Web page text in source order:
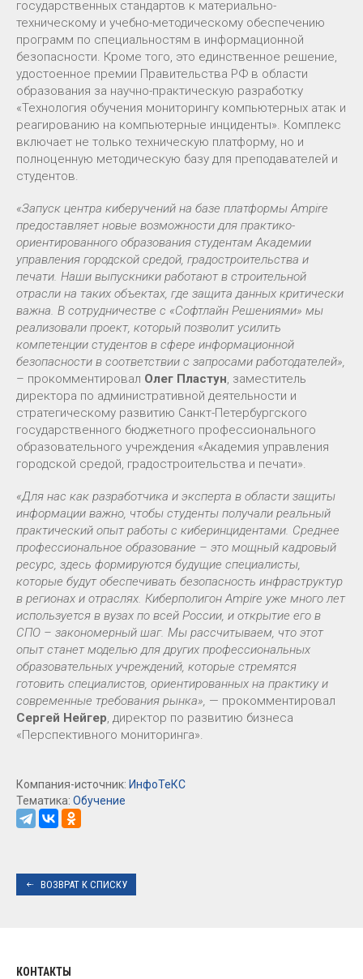
государственных стандартов к материально-
техническому и учебно-методическому обеспечению
программ по специальностям в информационной
безопасности. Кроме того, это единственное решение,
удостоенное премии Правительства РФ в области
образования за научно-практическую разработку
«Технология обучения мониторингу компьютерных атак и
реагированию на компьютерные инциденты». Комплекс
включает не только техническую платформу, но и
полноценную методическую базу для преподавателей и
студентов.
«Запуск центра киберучений на базе платформы Ampire
предоставляет новые возможности для практико-
ориентированного образования студентам Академии
управления городской средой, градостроительства и
печати. Наши выпускники работают в строительной
отрасли на таких объектах, где защита данных критически
важна. В сотрудничестве с «Софтлайн Решениями» мы
реализовали проект, который позволит усилить
компетенции студентов в сфере информационной
безопасности в соответствии с запросами работодателей»,
– прокомментировал Олег Пластун, заместитель
директора по административной деятельности и
стратегическому развитию Санкт-Петербургского
государственного бюджетного профессионального
образовательного учреждения «Академия управления
городской средой, градостроительства и печати».
«Для нас как разработчика и эксперта в области защиты
информации важно, чтобы студенты получали реальный
практический опыт работы с киберинцидентами. Среднее
профессиональное образование – это мощный кадровый
ресурс, здесь формируются будущие специалисты,
которые будут обеспечивать безопасность инфраструктур
в регионах и отраслях. Киберполигон Ampire уже много лет
используется в вузах по всей России, и открытие его в
СПО – закономерный шаг. Мы рассчитываем, что этот
опыт станет моделью для других профессиональных
образовательных учреждений, которые стремятся
готовить специалистов, ориентированных на практику и
современные требования рынка», — прокомментировал
Сергей Нейгер, директор по развитию бизнеса
«Перспективного мониторинга».
Компания-источник: ИнфоТеКС
Тематика: Обучение
ВОЗВРАТ К СПИСКУ
КОНТАКТЫ